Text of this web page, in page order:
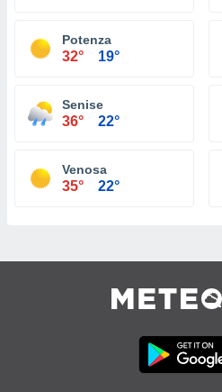
Potenza
32° 19°
Senise
36° 22°
Venosa
35° 22°